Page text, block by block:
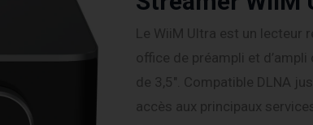
Le WiiM Ultra est un lecteur
office de préampli et
de 3,5″. Compatible DLNA
accès aux principaux